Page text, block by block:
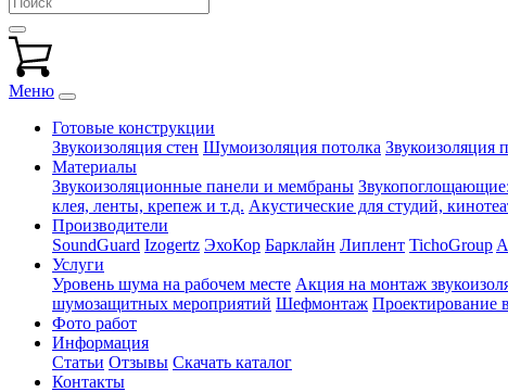
Меню
Готовые конструкции
Звукоизоляция стен Шумоизоляция потолка Звукоизоляция
Материалы
Звукоизоляционные панели и мембраны
клея, ленты, крепеж и т.д. Акустические для студий,
Производители
SoundGuard Izogertz ЭхоКор Барклайн Липлент TichoGroup
Услуги
Уровень шума на рабочем месте Акция на монтаж
шумозащитных мероприятий Шефмонтаж Проектирование
Фото работ
Информация
Статьи Отзывы Скачать каталог
Контакты